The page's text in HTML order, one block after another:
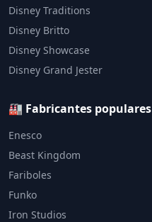
Disney Traditions
Disney Britto
Disney Showcase
Disney Grand Jester
🏭 Fabricantes populares
Enesco
Beast Kingdom
Fariboles
Funko
Iron Studios